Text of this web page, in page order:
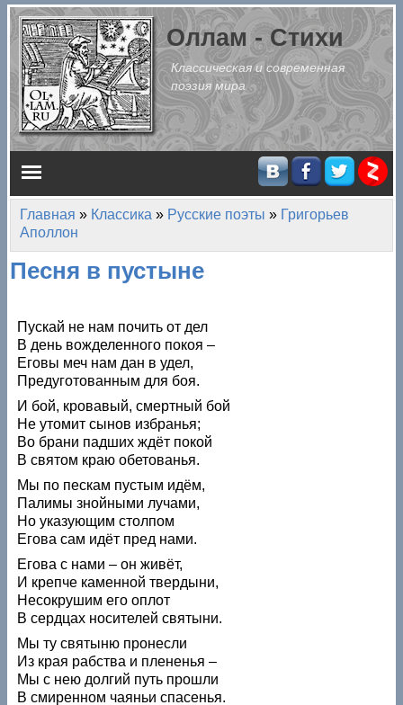
Перейти к основному содержанию
Оллам - Стихи
Классическая и современная
поэзия мира
Главное меню
Вы здесь
Главная » Классика » Русские поэты » Григорьев
Аполлон
Песня в пустыне
Пускай не нам почить от дел
В день вожделенного покоя –
Еговы меч нам дан в удел,
Предуготованным для боя.
И бой, кровавый, смертный бой
Не утомит сынов избранья;
Во брани падших ждёт покой
В святом краю обетованья.
Мы по пескам пустым идём,
Палимы знойными лучами,
Но указующим столпом
Егова сам идёт пред нами.
Егова с нами – он живёт,
И крепче каменной твердыни,
Несокрушим его оплот
В сердцах носителей святыни.
Мы ту святыню пронесли
Из края рабства и плененья –
Мы с нею долгий путь прошли
В смиренном чаяньи спасенья.